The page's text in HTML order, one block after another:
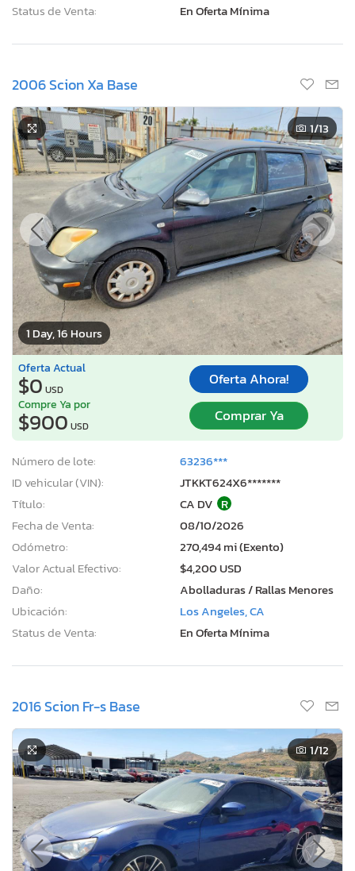
Status de Venta:
En Oferta Mínima
2006 Scion Xa Base
1 Day, 16 Hours
1/13
Oferta Actual
$0 USD
Oferta Ahora!
Compre Ya por
$900 USD
Comprar Ya
Número de lote:
63236***
ID vehicular (VIN):
JTKKT624X6*******
Título:
CA DV R
Fecha de Venta:
08/10/2026
Odómetro:
270,494 mi (Exento)
Valor Actual Efectivo:
$4,200 USD
Daño:
Abolladuras / Rallas Menores
Ubicación:
Los Angeles, CA
Status de Venta:
En Oferta Mínima
2016 Scion Fr-s Base
1/12